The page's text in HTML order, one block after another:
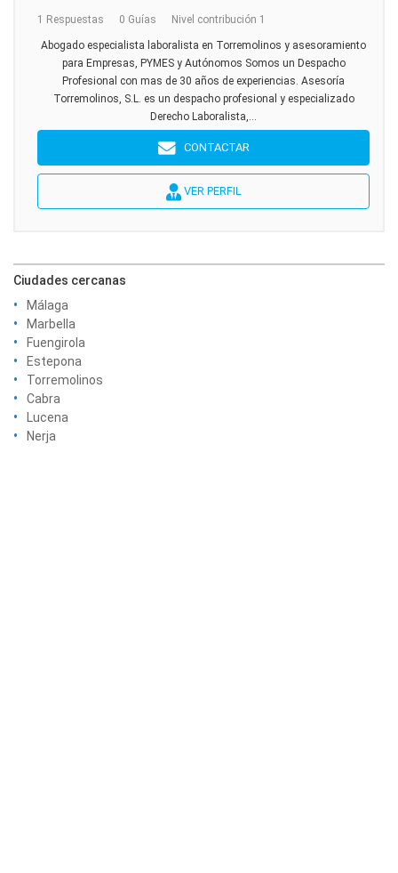
1 Respuestas 0 Guías Nivel contribución 1
Abogado especialista laboralista en Torremolinos y asesoramiento
para Empresas, PYMES y Autónomos Somos un Despacho
Profesional con mas de 30 años de experiencias. Asesoría
Torremolinos, S.L. es un despacho profesional y especializado
Derecho Laboralista,...
CONTACTAR
VER PERFIL
Ciudades cercanas
Málaga
Marbella
Fuengirola
Estepona
Torremolinos
Cabra
Lucena
Nerja